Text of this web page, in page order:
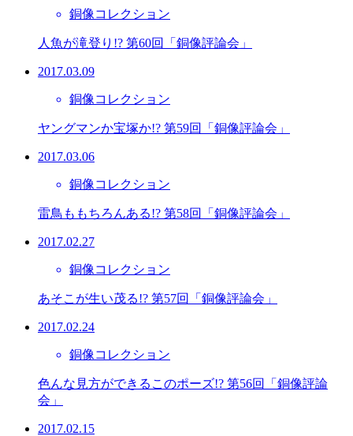
銅像コレクション
人魚が滝登り!? 第60回「銅像評論会」
2017.03.09
銅像コレクション
ヤングマンか宝塚か!? 第59回「銅像評論会」
2017.03.06
銅像コレクション
雷鳥ももちろんある!? 第58回「銅像評論会」
2017.02.27
銅像コレクション
あそこが生い茂る!? 第57回「銅像評論会」
2017.02.24
銅像コレクション
色んな見方ができるこのポーズ!? 第56回「銅像評論
会」
2017.02.15